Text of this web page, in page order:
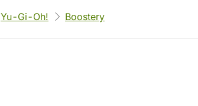
Yu-Gi-Oh! Boostery